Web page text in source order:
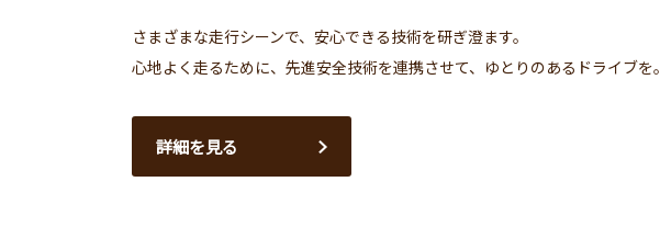
さまざまな走行シーンで、安心できる技術を研ぎ澄ます。
心地よく走るために、先進安全技術を連携させて、ゆとりのあるドライブを。
詳細を見る